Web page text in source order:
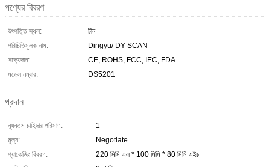
পণ্যের বিবরণ
উৎপত্তি স্থল:
চীন
পরিচিতিমুলক নাম:
Dingyu/ DY SCAN
সাক্ষ্যদান:
CE, ROHS, FCC, IEC, FDA
মডেল নম্বার:
DS5201
প্রদান
ন্যূনতম চাহিদার পরিমাণ:
1
মূল্য:
Negotiate
প্যাকেজিং বিবরণ:
220 মিমি এল * 100 মিমি * 80 মিমি এইচ